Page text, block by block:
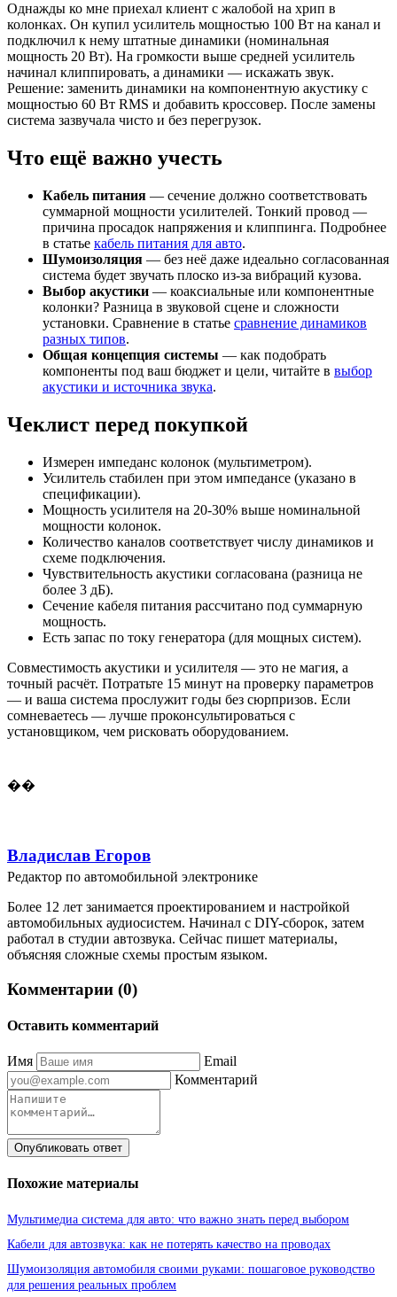
Однажды ко мне приехал клиент с жалобой на хрип в
колонках. Он купил усилитель мощностью 100 Вт на канал и
подключил к нему штатные динамики (номинальная
мощность 20 Вт). На громкости выше средней усилитель
начинал клиппировать, а динамики — искажать звук.
Решение: заменить динамики на компонентную акустику с
мощностью 60 Вт RMS и добавить кроссовер. После замены
система зазвучала чисто и без перегрузок.
Что ещё важно учесть
Кабель питания — сечение должно соответствовать
суммарной мощности усилителей. Тонкий провод —
причина просадок напряжения и клиппинга. Подробнее
в статье кабель питания для авто.
Шумоизоляция — без неё даже идеально согласованная
система будет звучать плоско из-за вибраций кузова.
Выбор акустики — коаксиальные или компонентные
колонки? Разница в звуковой сцене и сложности
установки. Сравнение в статье сравнение динамиков
разных типов.
Общая концепция системы — как подобрать
компоненты под ваш бюджет и цели, читайте в выбор
акустики и источника звука.
Чеклист перед покупкой
Измерен импеданс колонок (мультиметром).
Усилитель стабилен при этом импедансе (указано в
спецификации).
Мощность усилителя на 20-30% выше номинальной
мощности колонок.
Количество каналов соответствует числу динамиков и
схеме подключения.
Чувствительность акустики согласована (разница не
более 3 дБ).
Сечение кабеля питания рассчитано под суммарную
мощность.
Есть запас по току генератора (для мощных систем).
Совместимость акустики и усилителя — это не магия, а
точный расчёт. Потратьте 15 минут на проверку параметров
— и ваша система прослужит годы без сюрпризов. Если
сомневаетесь — лучше проконсультироваться с
установщиком, чем рисковать оборудованием.
��
Владислав Егоров
Редактор по автомобильной электронике
Более 12 лет занимается проектированием и настройкой
автомобильных аудиосистем. Начинал с DIY-сборок, затем
работал в студии автозвука. Сейчас пишет материалы,
объясняя сложные схемы простым языком.
Комментарии (0)
Оставить комментарий
Имя
Email
Комментарий
Опубликовать ответ
Похожие материалы
Мультимедиа система для авто: что важно знать перед выбором
Кабели для автозвука: как не потерять качество на проводах
Шумоизоляция автомобиля своими руками: пошаговое руководство
для решения реальных проблем